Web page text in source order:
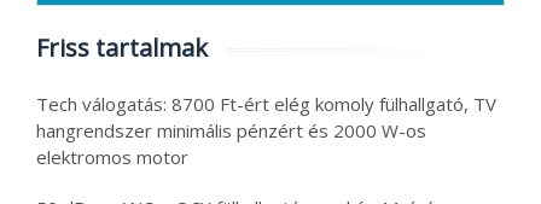
Friss tartalmak
Tech válogatás: 8700 Ft-ért elég komoly fülhallgató, TV
hangrendszer minimális pénzért és 2000 W-os
elektromos motor